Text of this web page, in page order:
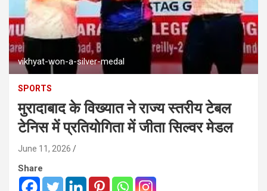
vikhyat-won-a-silver-medal
SPORTS
मुरादाबाद के विख्यात ने राज्य स्तरीय टेबल
टेनिस में प्रतियोगिता में जीता सिल्वर मेडल
June 11, 2026
Share